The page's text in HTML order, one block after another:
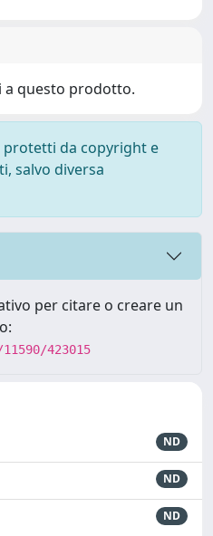
a questo prodotto.
protetti da copyright e
salvo diversa
per citare o creare un
423015
ND
ND
ND